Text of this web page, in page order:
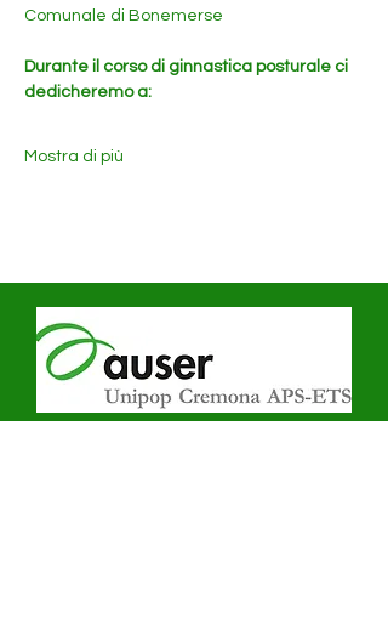
Comunale di Bonemerse
Durante il corso di ginnastica posturale ci
dedicheremo a:
Mostra di più